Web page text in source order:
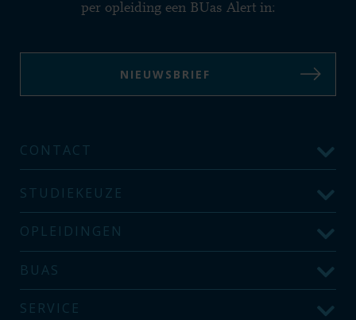
per opleiding een BUas Alert in:
NIEUWSBRIEF
CONTACT
STUDIEKEUZE
OPLEIDINGEN
BUAS
SERVICE